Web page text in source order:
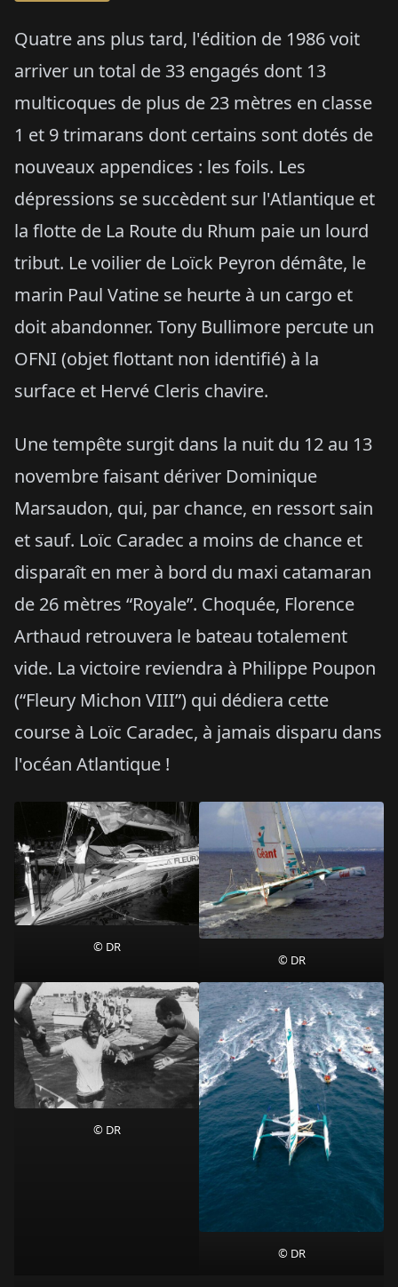
Quatre ans plus tard, l'édition de 1986 voit
arriver un total de 33 engagés dont 13
multicoques de plus de 23 mètres en classe
1 et 9 trimarans dont certains sont dotés de
nouveaux appendices : les foils. Les
dépressions se succèdent sur l'Atlantique et
la flotte de La Route du Rhum paie un lourd
tribut. Le voilier de Loïck Peyron démâte, le
marin Paul Vatine se heurte à un cargo et
doit abandonner. Tony Bullimore percute un
OFNI (objet flottant non identifié) à la
surface et Hervé Cleris chavire.
Une tempête surgit dans la nuit du 12 au 13
novembre faisant dériver Dominique
Marsaudon, qui, par chance, en ressort sain
et sauf. Loïc Caradec a moins de chance et
disparaît en mer à bord du maxi catamaran
de 26 mètres “Royale”. Choquée, Florence
Arthaud retrouvera le bateau totalement
vide. La victoire reviendra à Philippe Poupon
(“Fleury Michon VIII”) qui dédiera cette
course à Loïc Caradec, à jamais disparu dans
l'océan Atlantique !
© DR
© DR
© DR
© DR